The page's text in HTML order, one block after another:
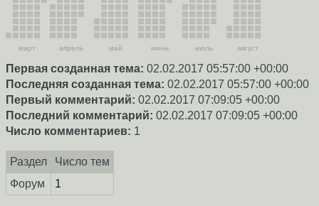
март апрель май июнь июль август
Первая созданная тема: 02.02.2017 05:57:00 +00:00
Последняя созданная тема: 02.02.2017 05:57:00 +00:00
Первый комментарий: 02.02.2017 07:09:05 +00:00
Последний комментарий: 02.02.2017 07:09:05 +00:00
Число комментариев: 1
Раздел
Число тем
Форум
1